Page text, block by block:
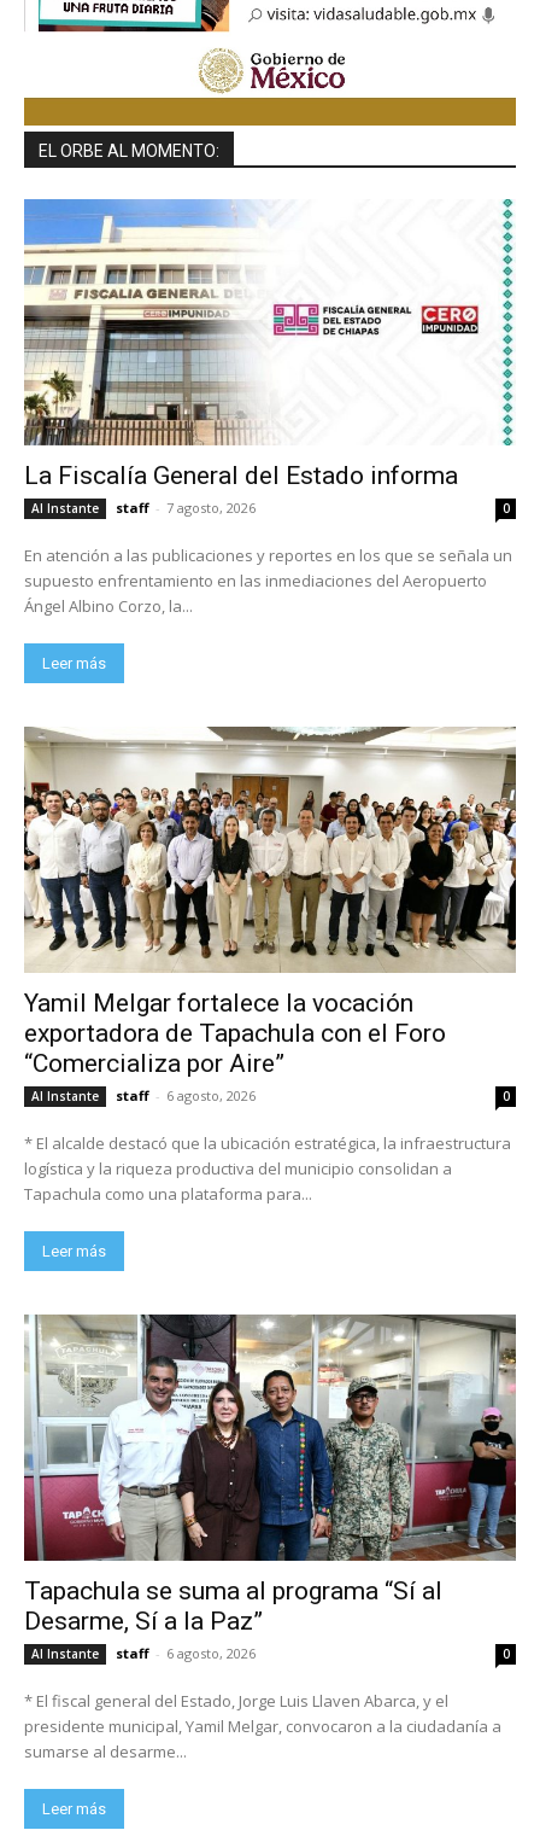
EL ORBE AL MOMENTO:
La Fiscalía General del Estado informa
Al Instante staff - 7 agosto, 2026 0
En atención a las publicaciones y reportes en los que se señala un
supuesto enfrentamiento en las inmediaciones del Aeropuerto
Ángel Albino Corzo, la...
Leer más
Yamil Melgar fortalece la vocación
exportadora de Tapachula con el Foro
“Comercializa por Aire”
Al Instante staff - 6 agosto, 2026 0
* El alcalde destacó que la ubicación estratégica, la infraestructura
logística y la riqueza productiva del municipio consolidan a
Tapachula como una plataforma para...
Leer más
Tapachula se suma al programa “Sí al
Desarme, Sí a la Paz”
Al Instante staff - 6 agosto, 2026 0
* El fiscal general del Estado, Jorge Luis Llaven Abarca, y el
presidente municipal, Yamil Melgar, convocaron a la ciudadanía a
sumarse al desarme...
Leer más